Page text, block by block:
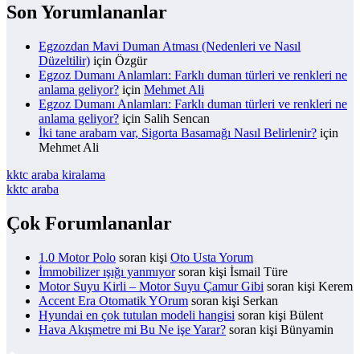
Son Yorumlananlar
Egzozdan Mavi Duman Atması (Nedenleri ve Nasıl
Düzeltilir) için Özgür
Egzoz Dumanı Anlamları: Farklı duman türleri ve renkleri ne
anlama geliyor? için Mehmet Ali
Egzoz Dumanı Anlamları: Farklı duman türleri ve renkleri ne
anlama geliyor? için Salih Sencan
İki tane arabam var, Sigorta Basamağı Nasıl Belirlenir? için
Mehmet Ali
kktc araba kiralama
kktc araba
Çok Forumlananlar
1.0 Motor Polo soran kişi Oto Usta Yorum
İmmobilizer ışığı yanmıyorsoran kişi İsmail Türe
Motor Suyu Kirli – Motor Suyu Çamur Gibi soran kişi Kerem
Accent Era Otomatik YOrum soran kişi Serkan
Hyundai en çok tutulan modeli hangisi soran kişi Bülent
Hava Akışmetre mi Bu Ne işe Yarar? soran kişi Bünyamin